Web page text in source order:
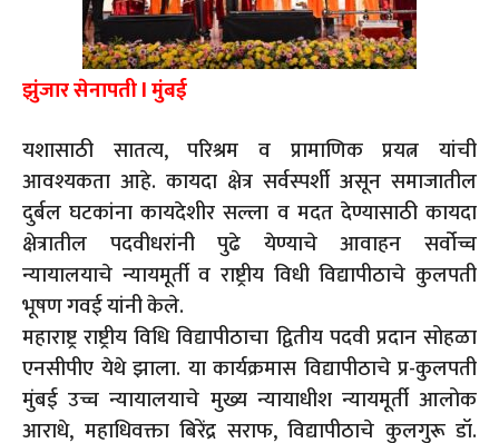
झुंजार सेनापती l मुंबई
यशासाठी सातत्य, परिश्रम व प्रामाणिक प्रयत्न यांची
आवश्यकता आहे. कायदा क्षेत्र सर्वस्पर्शी असून समाजातील
दुर्बल घटकांना कायदेशीर सल्ला व मदत देण्यासाठी कायदा
क्षेत्रातील पदवीधरांनी पुढे येण्याचे आवाहन सर्वोच्च
न्यायालयाचे न्यायमूर्ती व राष्ट्रीय विधी विद्यापीठाचे कुलपती
भूषण गवई यांनी केले.
महाराष्ट्र राष्ट्रीय विधि विद्यापीठाचा द्वितीय पदवी प्रदान सोहळा
एनसीपीए येथे झाला. या कार्यक्रमास विद्यापीठाचे प्र-कुलपती
मुंबई उच्च न्यायालयाचे मुख्य न्यायाधीश न्यायमूर्ती आलोक
आराधे, महाधिवक्ता बिरेंद्र सराफ, विद्यापीठाचे कुलगुरू डॉ.